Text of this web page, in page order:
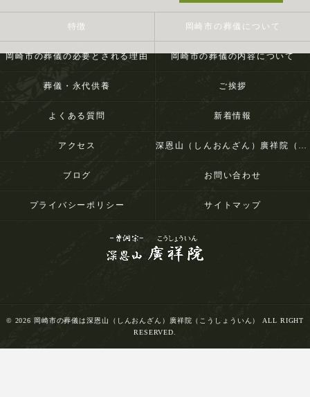
特徴 岡崎市の葬儀について
岡崎市の葬儀の必要とされる理由 岡崎市の葬儀の内容について
葬儀・永代供養 ご挨拶
よくある質問 新着情報
アクセス 深恩山（しんおんざん）廣祥院（こうしょういん）
ブログ お問い合わせ
プライバシーポリシー サイトマップ
© 2026 岡崎市の葬儀は深恩山（しんおんざん）廣祥院（こうしょういん） ALL RIGHT
RESERVED.